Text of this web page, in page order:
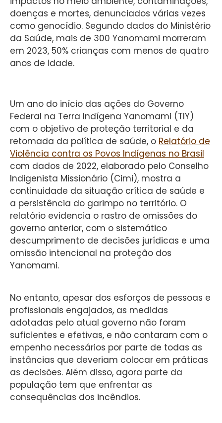
doenças e mortes, denunciados várias vezes
como genocídio. Segundo dados do Ministério
da Saúde, mais de 300 Yanomami morreram
em 2023, 50% crianças com menos de quatro
anos de idade.
Um ano do início das ações do Governo
Federal na Terra Indígena Yanomami (TIY)
com o objetivo de proteção territorial e da
retomada da política de saúde, o Relatório de
Violência contra os Povos Indígenas no Brasil
com dados de 2022, elaborado pelo Conselho
Indigenista Missionário (Cimi), mostra a
continuidade da situação crítica de saúde e
a persistência do garimpo no território. O
relatório evidencia o rastro de omissões do
governo anterior, com o sistemático
descumprimento de decisões jurídicas e uma
omissão intencional na proteção dos
Yanomami.
No entanto, apesar dos esforços de pessoas e
profissionais engajados, as medidas
adotadas pelo atual governo não foram
suficientes e efetivas, e não contaram com o
empenho necessários por parte de todas as
instâncias que deveriam colocar em práticas
as decisões. Além disso, agora parte da
população tem que enfrentar as
consequências dos incêndios.